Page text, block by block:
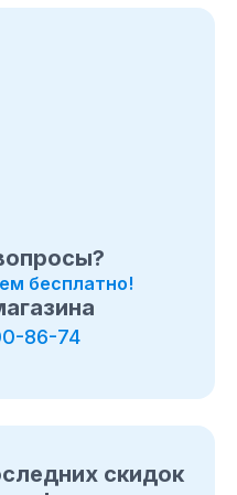
бесплатно!
86-74
скидок